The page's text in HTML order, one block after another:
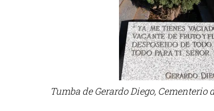
Tumba de Gerardo Diego, Cementerio